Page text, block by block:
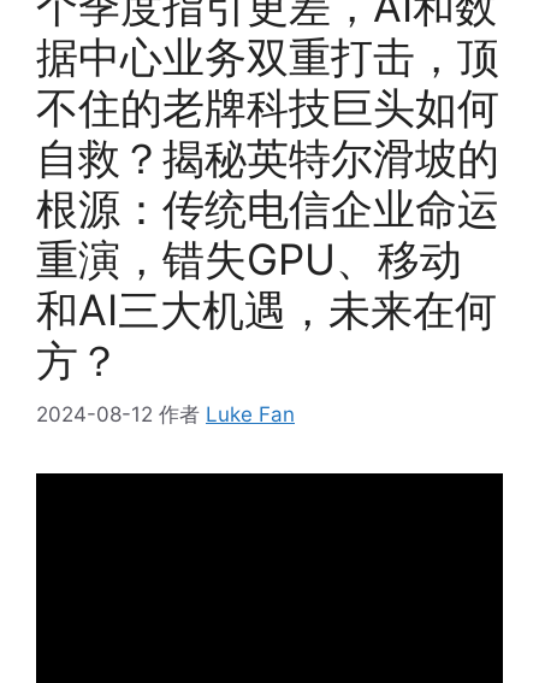
据中心业务双重打击，顶
不住的老牌科技巨头如何
自救？揭秘英特尔滑坡的
根源：传统电信企业命运
重演，错失GPU、移动
和AI三大机遇，未来在何
方？
2024-08-12 作者 Luke Fan